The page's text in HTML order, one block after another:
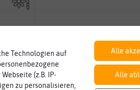
Kann
Technologien auf
(z.B. IP-
zu personalisieren,
Alle
Alle